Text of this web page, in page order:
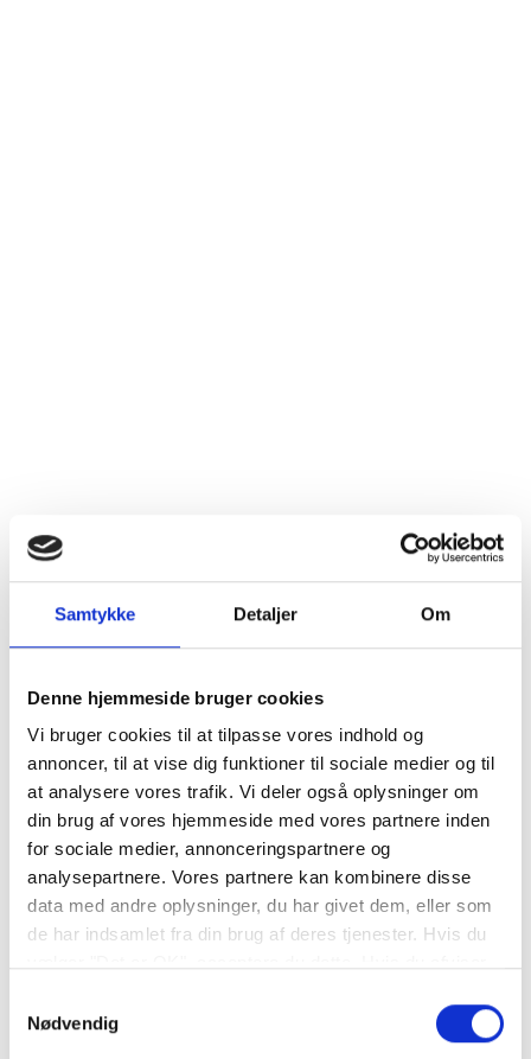
Samtykke Detaljer Om
Denne hjemmeside bruger cookies
Vi bruger cookies til at tilpasse vores indhold og
annoncer, til at vise dig funktioner til sociale medier og til
at analysere vores trafik. Vi deler også oplysninger om
din brug af vores hjemmeside med vores partnere inden
for sociale medier, annonceringspartnere og
analysepartnere. Vores partnere kan kombinere disse
data med andre oplysninger, du har givet dem, eller som
de har indsamlet fra din brug af deres tjenester. Hvis du
"indstil præferencer" for at administrere dine
Nødvendig